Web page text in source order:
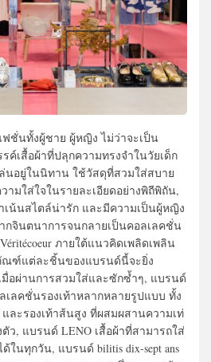
ชั่นทั้งผู้ชาย ผู้หญิง ไม่ว่าจะเป็น
ค์เสื้อผ้าที่ปลุกความทรงจำในวัยเด็ก
นอยู่ในนิทาน ใช้วัสดุที่สวมใส่สบาย
มใส่ใจในรายละเอียดอย่างพิถีพิถัน,
าเน้นสไตล์น่ารัก และมีความเป็นผู้หญิง
กจินตนาการจนกลายเป็นคอลเลคชั่น
ภายใต้แนวคิดเพลิดเพลิน
ฑ์แต่ละชิ้นของแบรนด์นี้จะยิ่ง
อผ่านการสวมใส่และซักซ้ำๆ, แบรนด์
เลคชั่นรองเท้าหลากหลายรูปแบบ ทั้ง
และรองเท้าส้นสูง ที่ผสมผสานความเท่
ว, แบรนด์ LENO เสื้อผ้าที่สามารถใส่
นทุกวัน, แบรนด์ bilitis dix-sept ans